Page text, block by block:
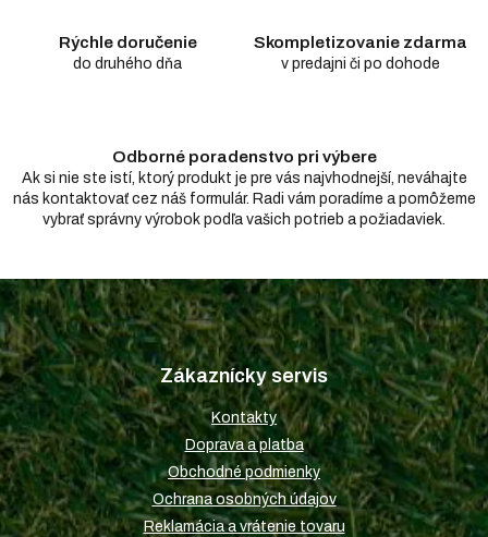
Rýchle doručenie
do druhého dňa
Skompletizovanie zdarma
v predajni či po dohode
Odborné poradenstvo pri výbere
Ak si nie ste istí, ktorý produkt je pre vás najvhodnejší, neváhajte
nás kontaktovať cez náš formulár. Radi vám poradíme a pomôžeme
vybrať správny výrobok podľa vašich potrieb a požiadaviek.
Z
á
p
ä
t
i
e
Zákaznícky servis
Kontakty
Doprava a platba
Obchodné podmienky
Ochrana osobných údajov
Reklamácia a vrátenie tovaru